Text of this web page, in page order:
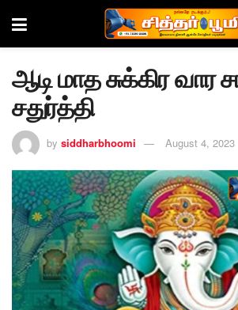
ஆடி மாத சுக்கிர
சதுர்த்தி
by siddharbhoomi August 4, 2023